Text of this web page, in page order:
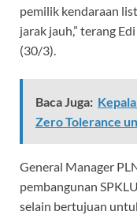
pemilik kendaraan
jarak jauh,” terang
(30/3).
Baca Juga:
Zero Tolerance
General Manager
pembangunan
selain bertujuan